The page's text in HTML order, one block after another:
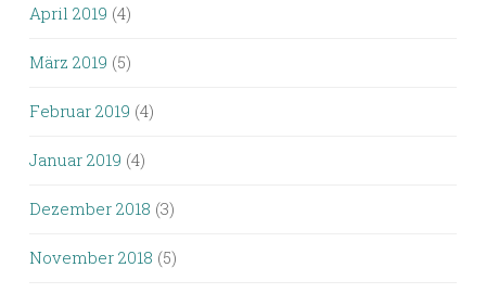
April 2019 (4)
März 2019 (5)
Februar 2019 (4)
Januar 2019 (4)
Dezember 2018 (3)
November 2018 (5)